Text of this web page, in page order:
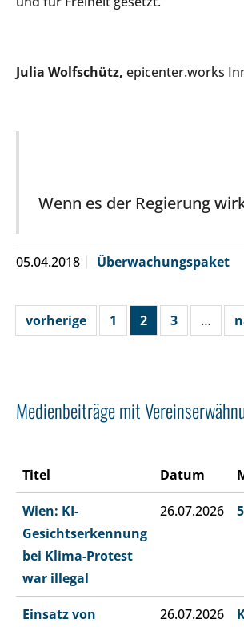
Julia Wolfschütz, epicenter.works
Wenn es der Regierung
05.04.2018 Überwachungspaket
vorherige 1 2 3 …
Medienbeiträge mit
Titel Datum
Wien: KI-
Gesichtserkennung
bei Klima-Protest
war illegal
26.07.2026
Einsatz von
26.07.2026